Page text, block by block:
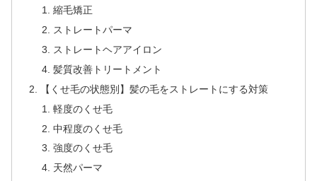
縮毛矯正
ストレートパーマ
ストレートヘアアイロン
髪質改善トリートメント
【くせ毛の状態別】髪の毛をストレートにする対策
軽度のくせ毛
中程度のくせ毛
強度のくせ毛
天然パーマ